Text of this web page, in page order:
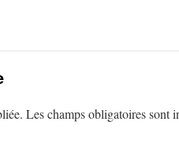
Les champs obligatoires sont